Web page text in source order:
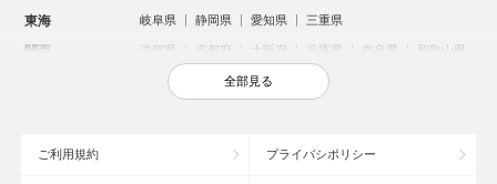
東海 岐阜県 静岡県 愛知県 三重県
関西 滋賀県 京都府 大阪府 兵庫県 奈良県 和歌山県
鳥取県 島根県 岡山県 広島県
沖縄県
全部見る
ご利用規約 プライバシポリシー